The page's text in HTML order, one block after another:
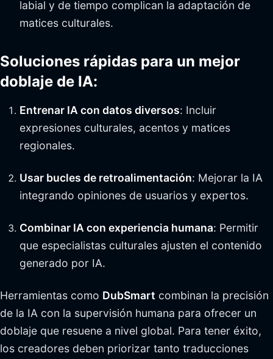
labial y de tiempo complican la adaptación de
matices culturales.
Soluciones rápidas para un mejor
doblaje de IA:
Entrenar IA con datos diversos: Incluir
expresiones culturales, acentos y matices
regionales.
Usar bucles de retroalimentación: Mejorar la IA
integrando opiniones de usuarios y expertos.
Combinar IA con experiencia humana: Permitir
que especialistas culturales ajusten el contenido
generado por IA.
Herramientas como DubSmart combinan la precisión
de la IA con la supervisión humana para ofrecer un
doblaje que resuene a nivel global. Para tener éxito,
los creadores deben priorizar tanto traducciones